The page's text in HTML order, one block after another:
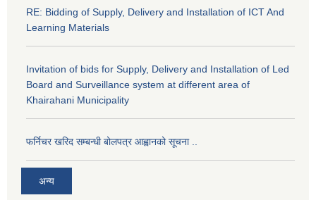
RE: Bidding of Supply, Delivery and Installation of ICT And
Learning Materials
Invitation of bids for Supply, Delivery and Installation of Led
Board and Surveillance system at different area of
Khairahani Municipality
फर्निचर खरिद सम्बन्धी बोलपत्र आह्वानको सूचना ..
अन्य